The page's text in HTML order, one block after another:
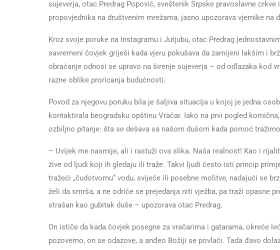
sujeverja, otac Predrag Popović, sveštenik Srpske pravoslavne
propovjednika na društvenim mrežama, jasno upozorava vjernike na
Kroz svoje poruke na Instagramu i Jutjubu, otac Predrag
savremeni čovjek griješi kada vjeru pokušava da zamijeni lakšim i
obraćanje odnosi se upravo na širenje sujeverja – od odlazaka kod
razne oblike proricanja budućnosti.
Povod za njegovu poruku bila je šaljiva situacija u kojoj je jedna
kontaktirala beogradsku opštinu Vračar. Iako na prvi pogled
ozbiljno pitanje: šta se dešava sa našom dušom kada pomoć
– Uvijek me nasmije, ali i rastuži ova slika. Naša realnost! Kao i
žive od ljudi koji ih gledaju ili traže. Takvi ljudi često isti princip
tražeći „čudotvornu“ vodu, svijeće ili posebne molitve, nadajući se
želi da smrša, a ne odriče se prejedanja niti vježba, pa traži opasne
strašan kao gubitak duše – upozorava otac Predrag.
On ističe da kada čovjek posegne za vračarima i gatarama, okreće
pozovemo, on se odazove, a anđeo Božiji se povlači. Tada đavo